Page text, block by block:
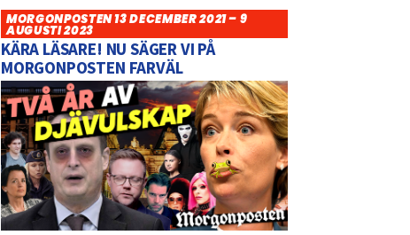
MORGONPOSTEN 13 DECEMBER 2021 – 9
AUGUSTI 2023
KÄRA LÄSARE! NU SÄGER VI PÅ
MORGONPOSTEN FARVÄL